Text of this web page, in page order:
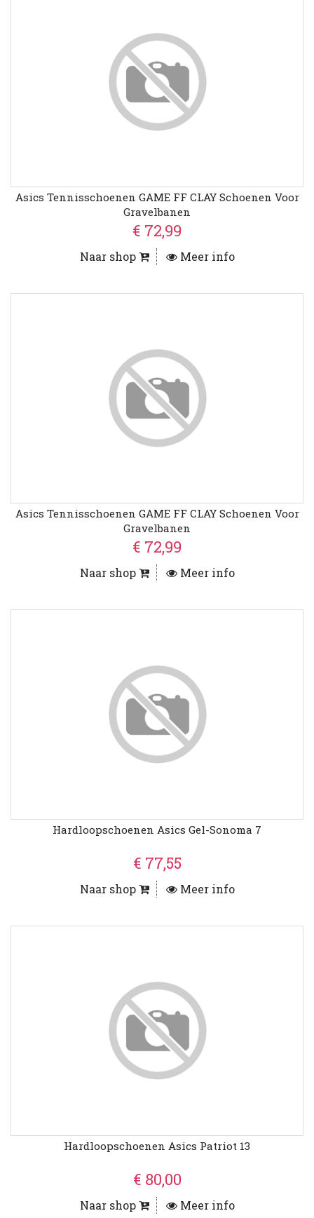
Asics Tennisschoenen GAME FF CLAY Schoenen Voor
Gravelbanen
€ 72,99
Naar shop Meer info
Asics Tennisschoenen GAME FF CLAY Schoenen Voor
Gravelbanen
€ 72,99
Naar shop Meer info
Hardloopschoenen Asics Gel-Sonoma 7
€ 77,55
Naar shop Meer info
Hardloopschoenen Asics Patriot 13
€ 80,00
Naar shop Meer info